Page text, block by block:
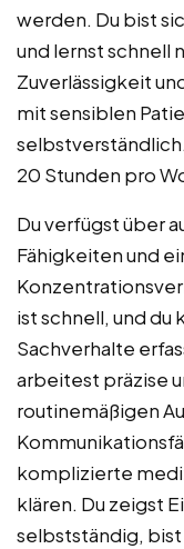
werden. Du bist
und lernst schnell
Zuverlässigkeit
mit sensiblen
20 Stunden pro
Du verfügst über
Fähigkeiten und
ist schnell, und
Sachverhalte
arbeitest präzise
routinemäßigen
komplizierte
klären. Du zeigst
selbstständig,